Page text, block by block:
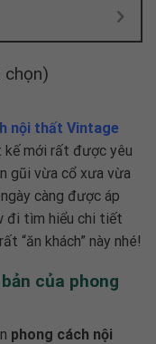
chọn)
nội thất Vintage
mới rất được yêu
gũi vừa cổ xưa vừa
càng được áp
đi tìm hiểu chi tiết
“ăn khách” này nhé!
của phong
phong cách nội